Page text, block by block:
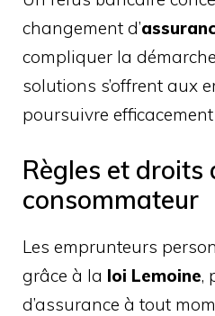
changement d’
compliquer la
solutions s’offrent aux
poursuivre
Règles et droits
consommateur
Les emprunteurs
grâce à la loi Lemoine,
d’assurance à tout